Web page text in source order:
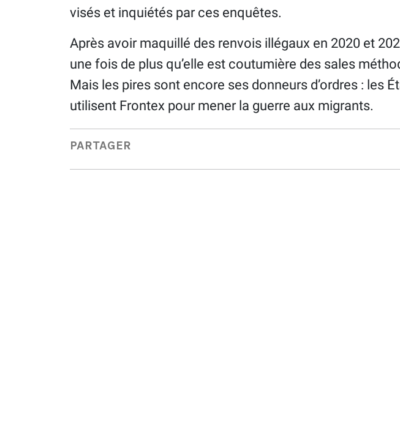
visés et inquiétés par ces enquêtes.
Après avoir maquillé des renvois illégaux en 2020 et
une fois de plus qu’elle est coutumière des sales
Mais les pires sont encore ses donneurs d’ordres : les
utilisent Frontex pour mener la guerre aux migrants.
PARTAGER